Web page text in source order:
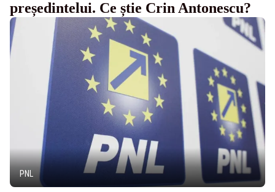
președintelui. Ce știe Crin Antonescu?
PNL